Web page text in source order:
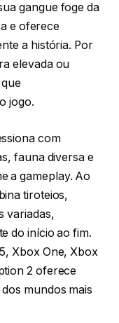
gangue foge da
e oferece
a história. Por
elevada ou
jogo.
com
fauna diversa e
a gameplay. Ao
tiroteios,
variadas,
do início ao fim.
Xbox One, Xbox
2 oferece
mundos mais